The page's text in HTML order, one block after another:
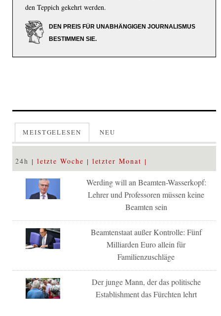
den Teppich gekehrt werden.
DEN PREIS FÜR UNABHÄNGIGEN JOURNALISMUS
BESTIMMEN SIE.
MEISTGELESEN NEU
24h letzte Woche letzter Monat
Werding will an Beamten-Wasserkopf:
Lehrer und Professoren müssen keine
Beamten sein
Beamtenstaat außer Kontrolle: Fünf
Milliarden Euro allein für
Familienzuschläge
Der junge Mann, der das politische
Establishment das Fürchten lehrt